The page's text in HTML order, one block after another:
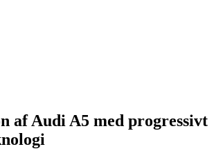
af Audi A5 med progressivt